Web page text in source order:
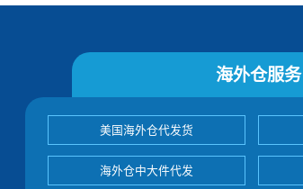
海外仓服务
美国海外仓代发货
海外仓中大件代发